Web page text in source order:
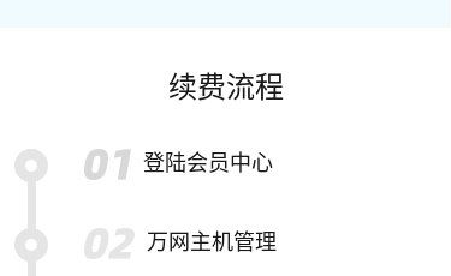
续费流程
登陆会员中心
万网主机管理